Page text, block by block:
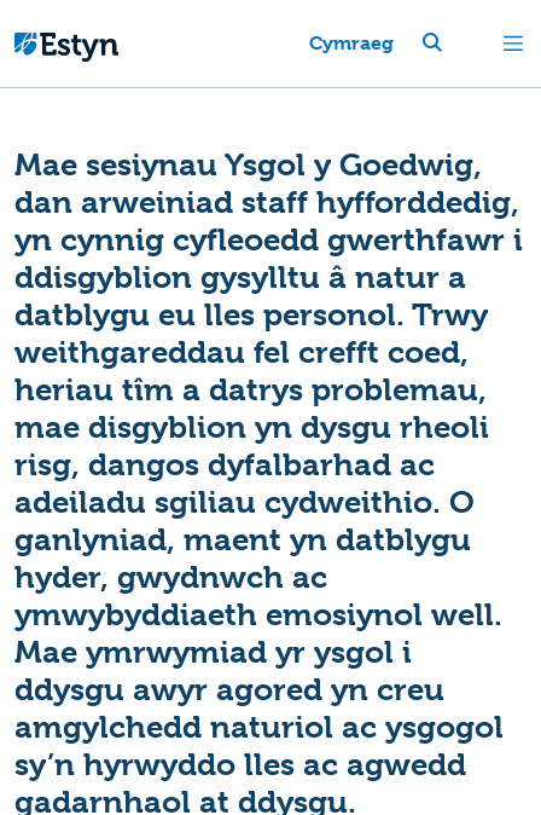
Cymraeg
Mae sesiynau Ysgol y Goedwig,
dan arweiniad staff hyfforddedig,
yn cynnig cyfleoedd gwerthfawr i
ddisgyblion gysylltu â natur a
datblygu eu lles personol. Trwy
weithgareddau fel crefft coed,
heriau tîm a datrys problemau,
mae disgyblion yn dysgu rheoli
risg, dangos dyfalbarhad ac
adeiladu sgiliau cydweithio. O
ganlyniad, maent yn datblygu
hyder, gwydnwch ac
ymwybyddiaeth emosiynol well.
Mae ymrwymiad yr ysgol i
ddysgu awyr agored yn creu
amgylchedd naturiol ac ysgogol
sy’n hyrwyddo lles ac agwedd
gadarnhaol at ddysgu.